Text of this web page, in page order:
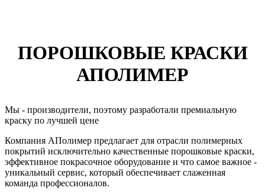
ПОРОШКОВЫЕ КРАСКИ
АПОЛИМЕР
Мы - производители, поэтому разработали премиальную
краску по лучшей цене
Компания АПолимер предлагает для отрасли полимерных
покрытий исключительно качественные порошковые краски,
эффективное покрасочное оборудование и что самое важное -
уникальный сервис, который обеспечивает слаженная
команда профессионалов.